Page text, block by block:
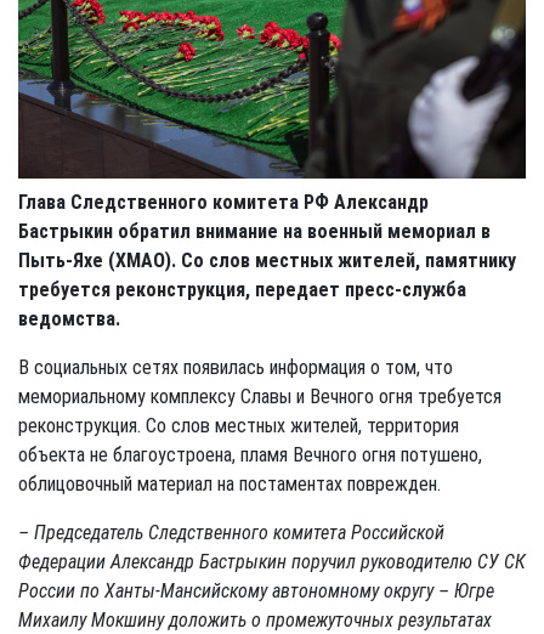
Глава Следственного комитета РФ Александр
Бастрыкин обратил внимание на военный мемориал в
Пыть-Яхе (ХМАО). Со слов местных жителей, памятнику
требуется реконструкция, передает пресс-служба
ведомства.
В социальных сетях появилась информация о том, что
мемориальному комплексу Славы и Вечного огня требуется
реконструкция. Со слов местных жителей, территория
объекта не благоустроена, пламя Вечного огня потушено,
облицовочный материал на постаментах поврежден.
– Председатель Следственного комитета Российской
Федерации Александр Бастрыкин поручил руководителю СУ СК
России по Ханты-Мансийскому автономному округу – Югре
Михаилу Мокшину доложить о промежуточных результатах